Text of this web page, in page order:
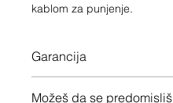
kablom za punjenje.
Garancija
Možeš da se predomisliš